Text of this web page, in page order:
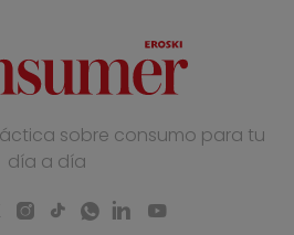
sobre consumo para tu
día a día